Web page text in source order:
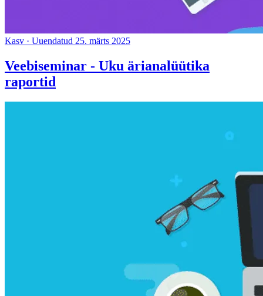
Kasv · Uuendatud 25. märts 2025
Veebiseminar - Uku ärianalüütika
raportid